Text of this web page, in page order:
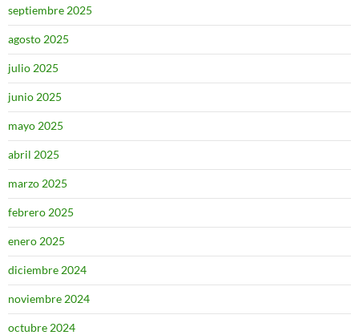
septiembre 2025
agosto 2025
julio 2025
junio 2025
mayo 2025
abril 2025
marzo 2025
febrero 2025
enero 2025
diciembre 2024
noviembre 2024
octubre 2024